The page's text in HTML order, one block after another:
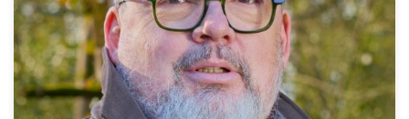
[…]